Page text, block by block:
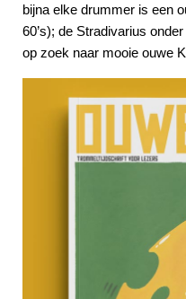
bijna elke drummer is een
60’s); de Stradivarius
op zoek naar mooie ouwe